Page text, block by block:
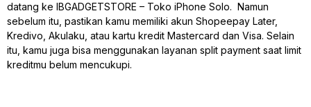
datang ke IBGADGETSTORE – Toko iPhone Solo. Namun
sebelum itu, pastikan kamu memiliki akun Shopeepay Later,
Kredivo, Akulaku, atau kartu kredit Mastercard dan Visa. Selain
itu, kamu juga bisa menggunakan layanan split payment saat limit
kreditmu belum mencukupi.